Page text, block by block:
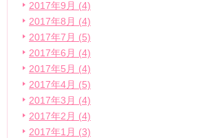
2017年9月 (4)
2017年8月 (4)
2017年7月 (5)
2017年6月 (4)
2017年5月 (4)
2017年4月 (5)
2017年3月 (4)
2017年2月 (4)
2017年1月 (3)